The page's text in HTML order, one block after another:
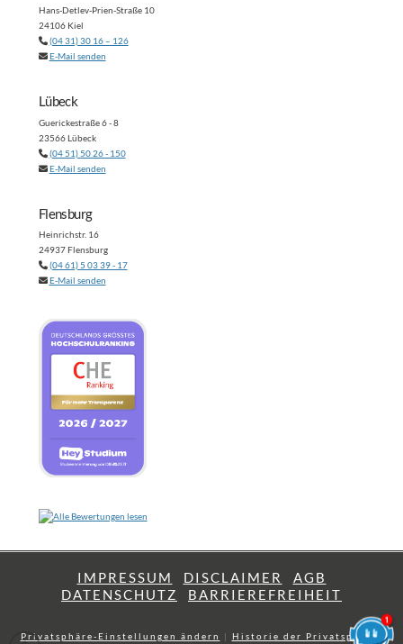
Hans-Detlev-Prien-Straße 10
24106 Kiel
(04 31) 30 16 – 126
E-Mail senden
Lübeck
Guerickestraße 6 - 8
23566 Lübeck
(04 51) 50 26 - 150
E-Mail senden
Flensburg
Heinrichstr. 16
24937 Flensburg
(04 61) 5 03 39 - 17
E-Mail senden
IMPRESSUM DISCLAIMER
AGB
DATENSCHUTZ
BARRIEREFREIHEIT
Privatsphäre-Einstellungen ändern | Historie der Privatsphäre-